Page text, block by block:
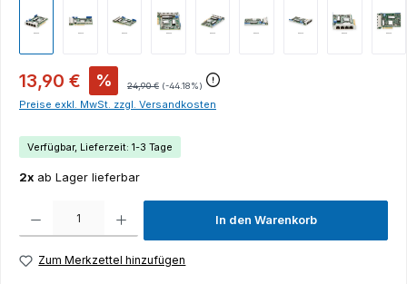
13,90 € % 24,90 € (-44.18%)
Preise exkl. MwSt. zzgl. Versandkosten
Verfügbar, Lieferzeit: 1-3 Tage
2x ab Lager lieferbar
In den Warenkorb
Zum Merkzettel hinzufügen